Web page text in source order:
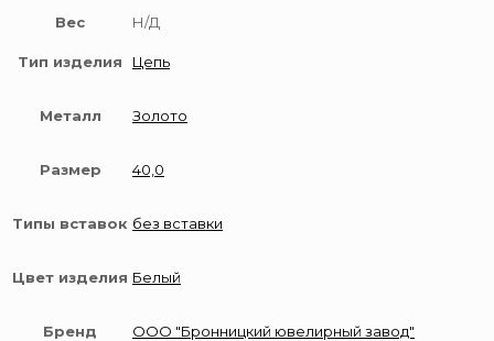
Вес Н/Д
Тип изделия Цепь
Металл Золото
Размер 40,0
Типы вставок без вставки
Цвет изделия Белый
Бренд ООО "Бронницкий ювелирный завод"